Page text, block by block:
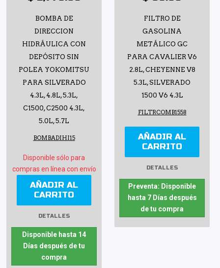
BOMBA DE
DIRECCION
HIDRÁULICA CON
DEPÓSITO SIN
POLEA YOKOMITSU
PARA SILVERADO
4.3L, 4.8L, 5.3L,
C1500, C2500 4.3L,
5.0L, 5.7L
BOMBADIHI15
Disponible sólo para
compras en línea con envío
AÑADIR AL
CARRITO
DETALLES
Disponible hasta 14
Días después de tu
compra
FILTRO DE
GASOLINA
METÁLICO GC
PARA CAVALIER V6
2.8L, CHEYENNE V8
5.3L, SILVERADO
1500 V6 4.3L
FILTRCOMB1558
AÑADIR AL
CARRITO
DETALLES
Preventa: Disponible
hasta 7 Días después
de tu compra